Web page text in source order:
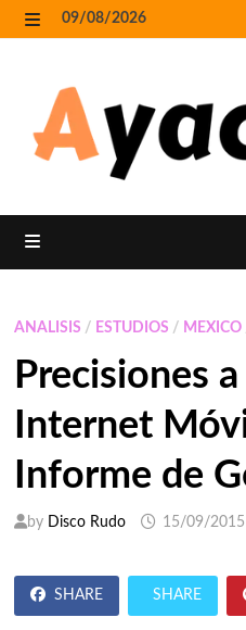
Skip
to
09/08/2026
ANALISIS / ESTUDIOS / MEXICO
Precisiones
Internet
Informe de
by Disco Rudo 15/09/2015
SHARE SHARE